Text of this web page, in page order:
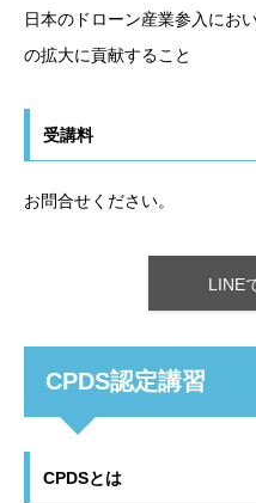
日本のドローン産業参入にお
の拡大に貢献すること
受講料
お問合せください。
LINE
CPDS認定講習
CPDSとは